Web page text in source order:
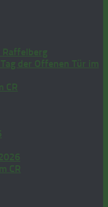
Raffelberg
der Offenen Tür im
CR
CR